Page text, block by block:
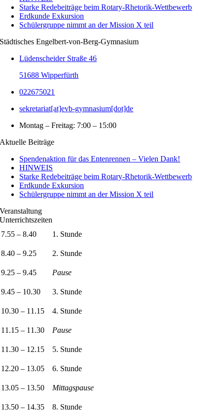
Starke Redebeiträge beim Rotary-Rhetorik-Wettbewerb
Erdkunde Exkursion
Schülergruppe nimmt an der Mission X teil
Städtisches Engelbert-von-Berg-Gymnasium
Lüdenscheider Straße 46
51688 Wipperfürth
022675021
sekretariat[at]evb-gymnasium[dot]de
Montag – Freitag: 7:00 – 15:00
Aktuelle Beiträge
Spendenaktion für das Entenrennen – Vielen Dank!
HINWEIS
Starke Redebeiträge beim Rotary-Rhetorik-Wettbewerb
Erdkunde Exkursion
Schülergruppe nimmt an der Mission X teil
Veranstaltung
Unterrichtszeiten
7.55 – 8.40
1. Stunde
8.40 – 9.25 2. Stunde
9.25 – 9.45 Pause
9.45 – 10.30 3. Stunde
10.30 – 11.15 4. Stunde
11.15 – 11.30 Pause
11.30 – 12.15 5. Stunde
12.20 – 13.05 6. Stunde
13.05 – 13.50 Mittagspause
13.50 – 14.35 8. Stunde